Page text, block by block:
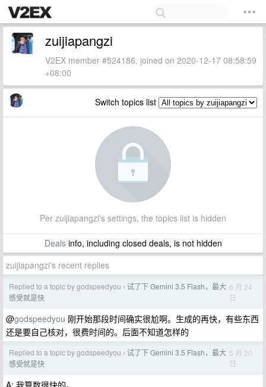
zuijiapangzi
V2EX member #524186, joined on 2020-12-17 08:58:59
+08:00
Switch topics list
Per zuijiapangzi's settings, the topics list is hidden
Dealsinfo, including closed deals, is not hidden
zuijiapangzi's recent replies
Replied to a topic by godspeedyou › 试了下 Gemini 3.5 Flash，最大
感受就是快
6 月 24
日
@godspeedyou 刚开始那段时间确实很尬啊。生成的再快，有些东西
还是要自己核对，很费时间的。后面不知道怎样的
Replied to a topic by godspeedyou › 试了下 Gemini 3.5 Flash，最大
感受就是快
5 月 20
日
A: 我算数很快的。